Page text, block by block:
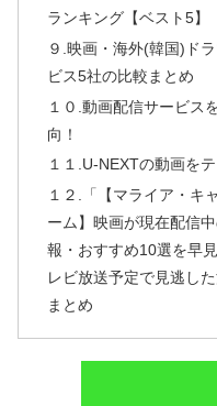
ランキング【ベスト5】
９.映画・海外(韓国)ド
ビス5社の比較まとめ
１０.動画配信サービス
向！
１１.U-NEXTの動画を
１２.「【マライア・キ
ーム】映画が現在配信
報・おすすめ10選を早
レビ放送予定で見逃し
まとめ